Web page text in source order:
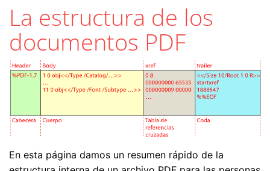
La estructura de los
documentos PDF
En esta página damos un resumen rápido de la